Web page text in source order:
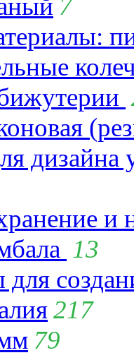
и
13
217
79